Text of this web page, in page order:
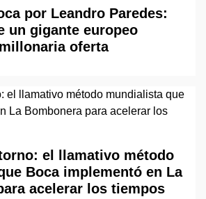
por Leandro Paredes:
un gigante europeo
oferta
el llamativo método
Boca implementó en La
acelerar los tiempos